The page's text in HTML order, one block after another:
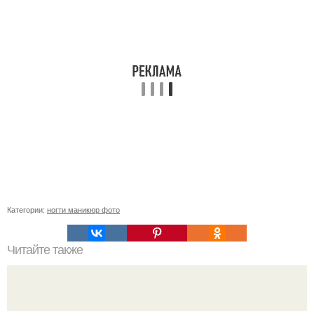
Категории: ногти маникюр фото
Читайте также